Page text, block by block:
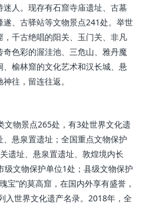
人。现存有石窟寺庙遗址、古墓
、古驿站等文物景点241处。举世
千古绝唱的阳关、玉门关、非凡
色彩的渥洼池、三危山、雅丹魔
榆林窟的文化艺术和汉长城、悬
往，留连往返。
物景点265处，有3处世界文化遗
悬泉置遗址；全国重点文物保护
遗址、悬泉置遗址、敦煌境内长
文物保护单位1处；县级文物保护
宝”的莫高窟，在国内外享有盛誉，
入世界文化遗产名录。2018年，全